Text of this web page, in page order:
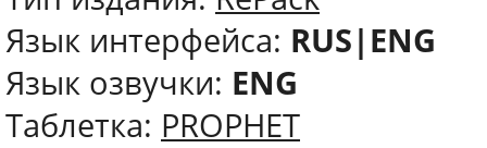
Язык интерфейса: RUS|ENG
Язык озвучки: ENG
Таблетка: PROPHET